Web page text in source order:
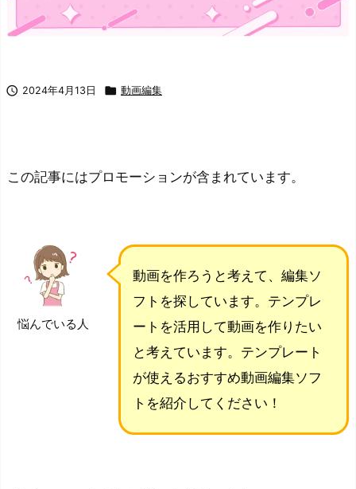
 2024年4月13日  動画編集
この記事にはプロモーションが含まれています。
悩んでいる人
動画を作ろうと考えて、編集ソ
フトを探しています。テンプレ
ートを活用して動画を作りたい
と考えています。テンプレート
が使えるおすすめ動画編集ソフ
トを紹介してください！